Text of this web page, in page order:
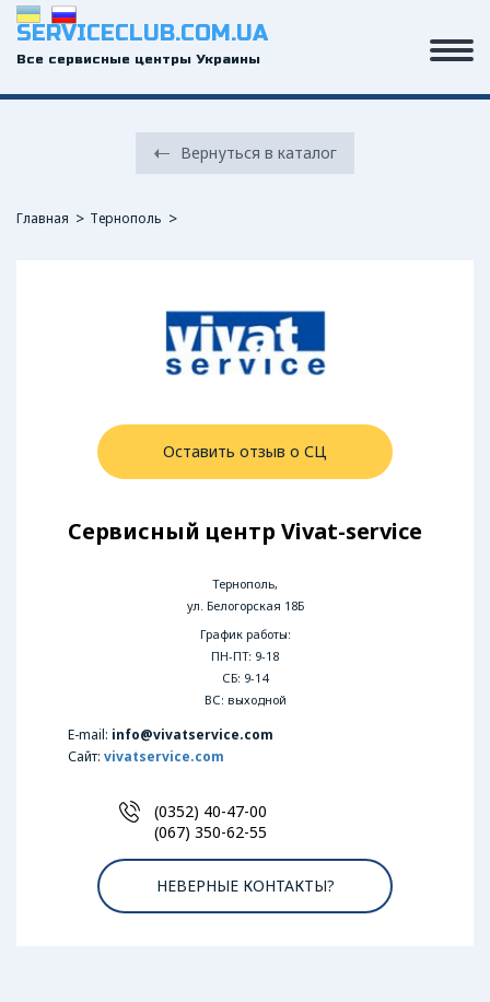
SERVICECLUB.COM.UA
Все сервисные центры Украины
Вернуться в каталог
Главная Тернополь
Оставить отзыв о СЦ
Сервисный центр Vivat-service
Тернополь,
ул. Белогорская 18Б
График работы:
ПН-ПТ: 9-18
СБ: 9-14
ВС: выходной
E-mail: info@vivatservice.com
Сайт: vivatservice.com
(0352) 40-47-00
(067) 350-62-55
НЕВЕРНЫЕ КОНТАКТЫ?